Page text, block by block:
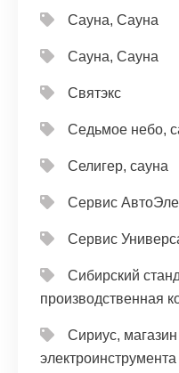
Сауна, Сауна
Сауна, Сауна
Святэкс
Седьмое небо,
Селигер, сауна
Сервис
Сервис
Сибирский
производственная
Сириус, магазин
электроинструмента